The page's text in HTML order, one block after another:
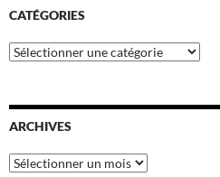
CATÉGORIES
Catégories
ARCHIVES
Archives